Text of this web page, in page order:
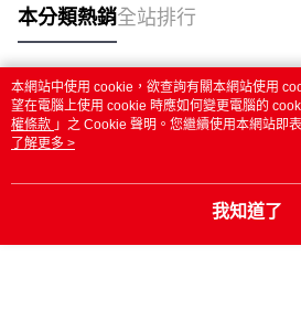
本分類熱銷全站排行
熱門標籤
本網站中使用 cookie，欲查詢有關本網站使用
望在電腦上使用 cookie 時應如何變更電腦的
權條款 」之 Cookie 聲明。您繼續使用本網站即
用條款之 Cookie 聲明使用 cookie。
了解更多 >
我知道了